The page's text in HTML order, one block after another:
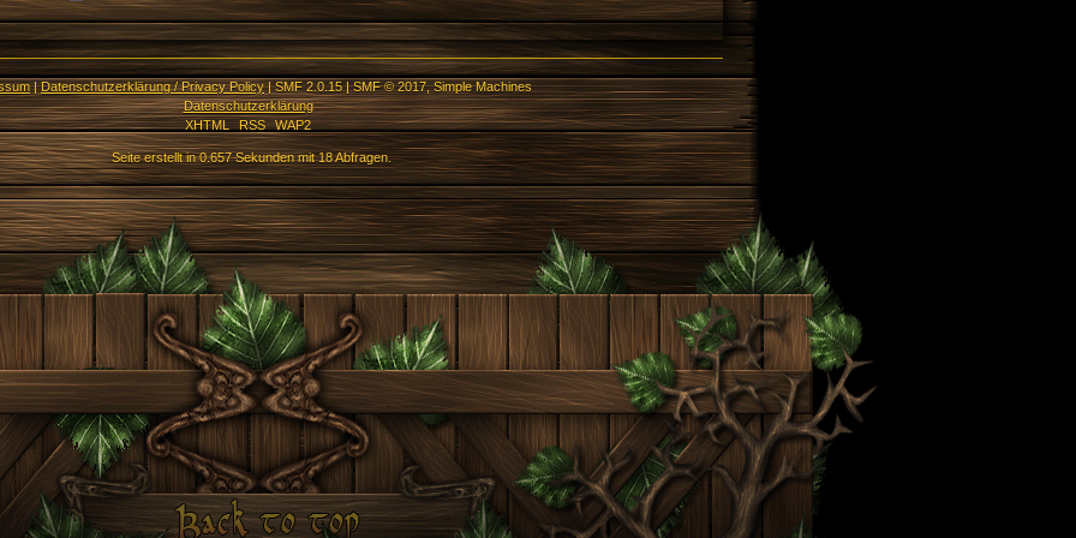
|Datenschutzerklärung / Privacy Policy|SMF 2.0.15|SMF © 2017,Simple Machines
Datenschutzerklärung
XHTML
RSS WAP2
Seite erstellt in 0.657 Sekunden mit 18 Abfragen.